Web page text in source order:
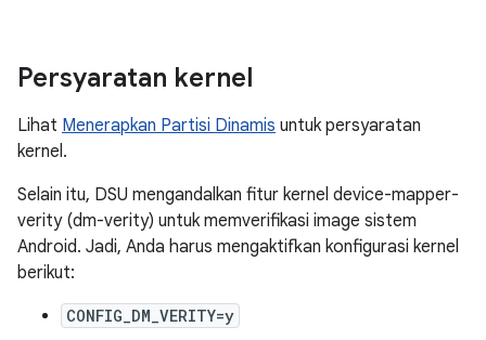
Persyaratan kernel
Lihat Menerapkan Partisi Dinamis untuk persyaratan
kernel.
Selain itu, DSU mengandalkan fitur kernel device-mapper-
verity (dm-verity) untuk memverifikasi image sistem
Android. Jadi, Anda harus mengaktifkan konfigurasi kernel
berikut:
CONFIG_DM_VERITY=y